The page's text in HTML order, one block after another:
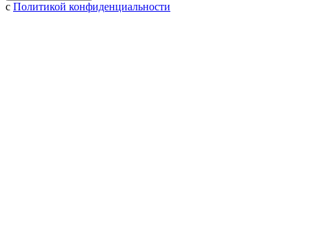
с Политикой конфиденциальности